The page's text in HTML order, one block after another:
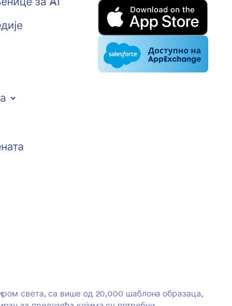
света, са више од 20,000 шаблона образаца,